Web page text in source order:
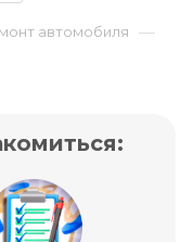
автомобиля —